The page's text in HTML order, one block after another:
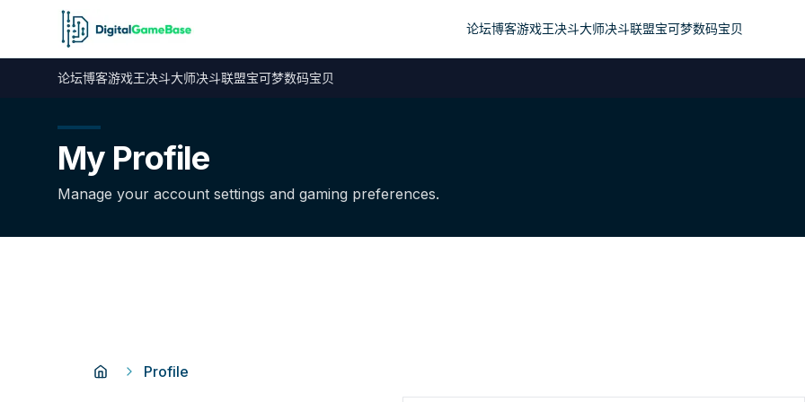
论坛博客游戏王决斗大师决斗联盟宝可梦数码宝贝
论坛博客游戏王决斗大师决斗联盟宝可梦数码宝贝
My Profile
Manage your account settings and gaming preferences.
Profile